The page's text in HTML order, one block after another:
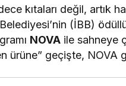
kıtaları değil, artık
(İBB)
NOVA ile sahneye
ürüne” geçişte, NOVA